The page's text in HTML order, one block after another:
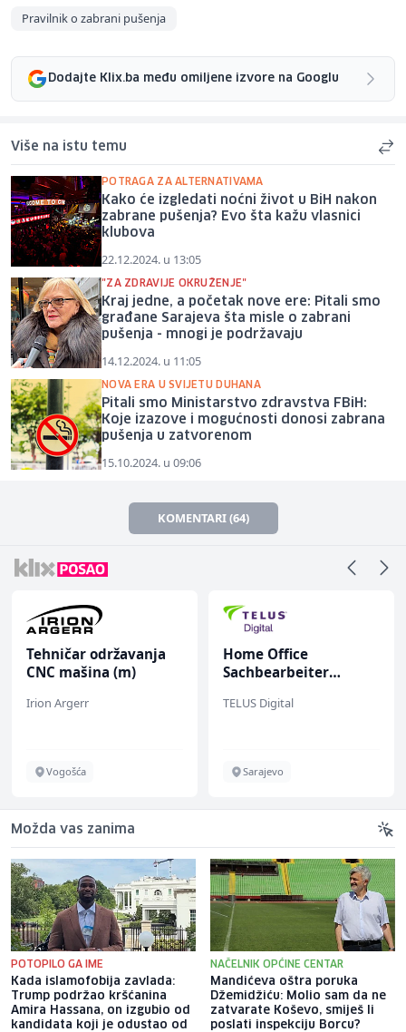
Pravilnik o zabrani pušenja
Dodajte Klix.ba među omiljene izvore na Googlu
Više na istu temu
POTRAGA ZA ALTERNATIVAMA
Kako će izgledati noćni život u BiH nakon
zabrane pušenja? Evo šta kažu vlasnici
klubova
22.12.2024. u 13:05
"ZA ZDRAVIJE OKRUŽENJE"
Kraj jedne, a početak nove ere: Pitali smo
građane Sarajeva šta misle o zabrani
pušenja - mnogi je podržavaju
14.12.2024. u 11:05
NOVA ERA U SVIJETU DUHANA
Pitali smo Ministarstvo zdravstva FBiH:
Koje izazove i mogućnosti donosi zabrana
pušenja u zatvorenom
15.10.2024. u 09:06
KOMENTARI (64)
Tehničar održavanja
CNC mašina (m)
Irion Argerr
Vogošća
Home Office
Sachbearbeiter
bekannten deutschen
TELUS Digital
Sarajevo
Možda vas zanima
POTOPILO GA IME
Kada islamofobija zavlada:
Trump podržao kršćanina
Amira Hassana, on izgubio od
kandidata koji je odustao od
NAČELNIK OPĆINE CENTAR
Mandićeva oštra poruka
Džemidžiću: Molio sam da ne
zatvarate Koševo, smiješ li
poslati inspekciju Borcu?